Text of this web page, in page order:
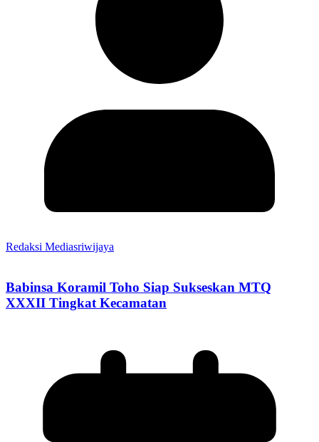
Redaksi Mediasriwijaya
Babinsa Koramil Toho Siap Sukseskan MTQ
XXXII Tingkat Kecamatan